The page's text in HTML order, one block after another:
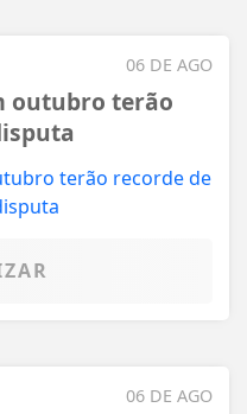
06 DE AGO
outubro terão
06 DE AGO